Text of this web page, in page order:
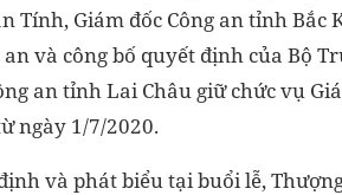
Tính, Giám đốc Công an tỉnh
an và công bố quyết định của Bộ
an tỉnh Lai Châu giữ chức vụ
ngày 1/7/2020.
và phát biểu tại buổi lễ,